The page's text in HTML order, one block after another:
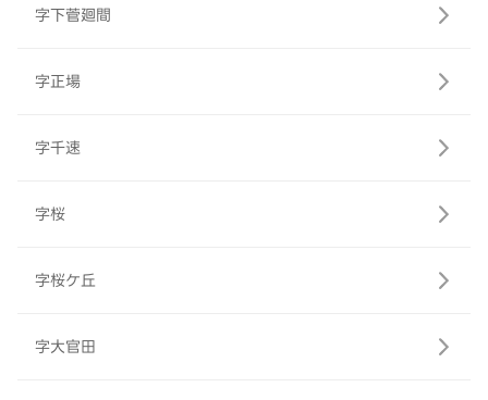
字下菅廻間
字正場
字千速
字桜
字桜ケ丘
字大官田